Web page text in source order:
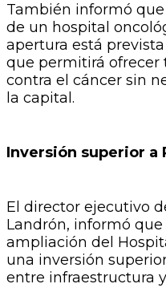
También informó
de un hospital
apertura está
que permitirá ofrecer
contra el cáncer sin
la capital.
Inversión superior a
El director ejecutivo
Landrón, informó
ampliación del
una inversión
entre infraestructura